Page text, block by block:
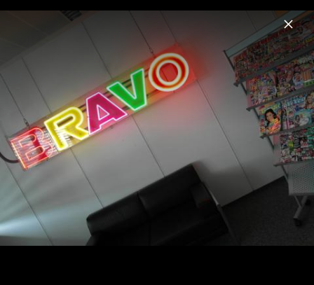
Menu
Jedward
Home News Musik Fotos Biografie
Pressebilder 2012